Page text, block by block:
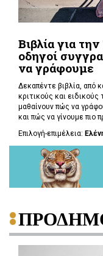
Βιβλία για
οδηγοί
να γράφουμε
Δεκαπέντε βιβλία, από
κριτικούς και
μαθαίνουν πώς να
και πώς να γίνουμε πιο
Επιλογή-επιμέλεια: